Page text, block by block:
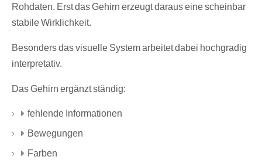
Rohdaten. Erst das Gehirn erzeugt daraus eine scheinbar
stabile Wirklichkeit.
Besonders das visuelle System arbeitet dabei hochgradig
interpretativ.
Das Gehirn ergänzt ständig:
fehlende Informationen
Bewegungen
Farben